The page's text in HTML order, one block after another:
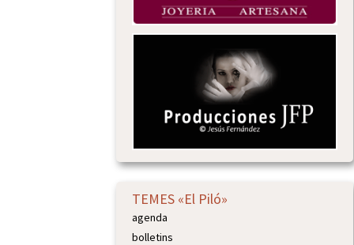
TEMES «El Piló»
agenda
bolletins